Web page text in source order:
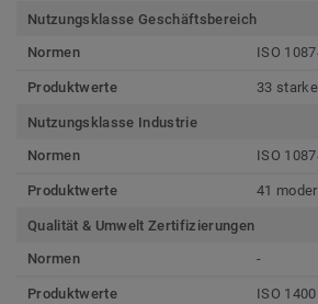
Nutzungsklasse Geschäftsbereich
Normen
ISO
Produktwerte 33
Nutzungsklasse Industrie
Normen
ISO
Produktwerte 41
Qualität & Umwelt Zertifizierungen
Normen
-
Produktwerte ISO